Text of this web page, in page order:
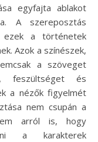
egyfajta ablakot
A szereposztás
ezek a történetek
Azok a színészek,
a szöveget
feszültséget és
a nézők figyelmét
nem csupán a
arról is, hogy
a karakterek